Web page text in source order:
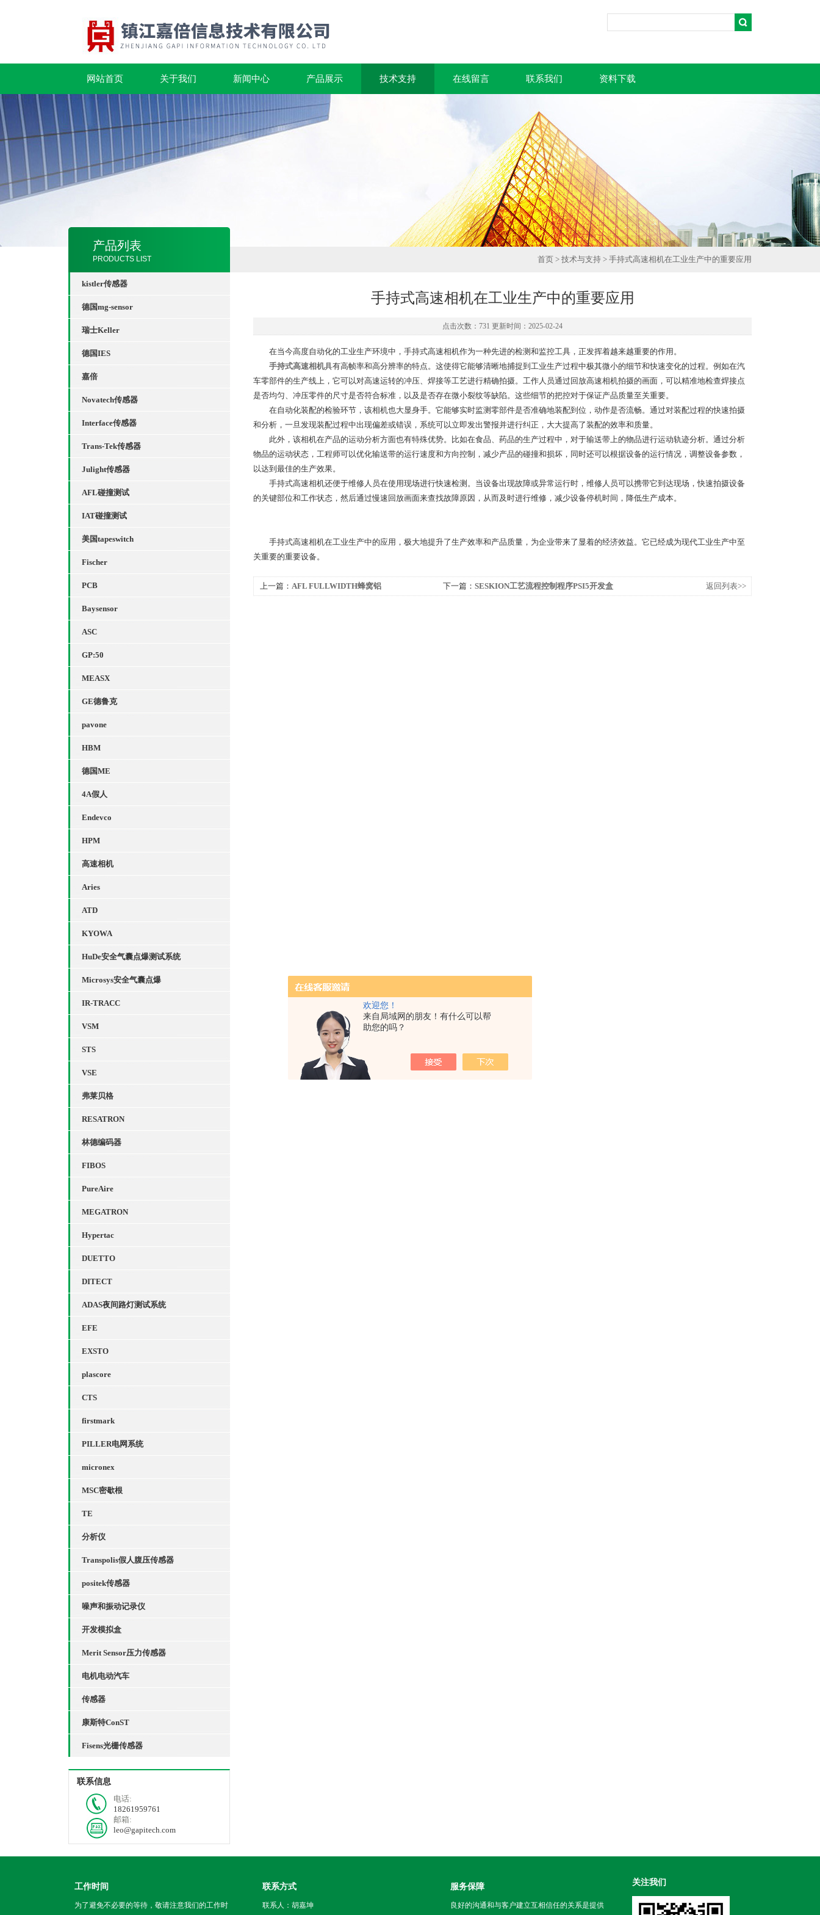
欢迎您！
来自局域网的朋友！有什么可以帮
助您的吗？
网站首页 关于我们 新闻中心 产品展示 技术支持 在线留言 联系我们 资料下载
产品列表
PRODUCTS LIST
kistler传感器
德国mg-sensor
瑞士Keller
德国IES
嘉倍
Novatech传感器
Interface传感器
Trans-Tek传感器
Julight传感器
AFL碰撞测试
IAT碰撞测试
美国tapeswitch
Fischer
PCB
Baysensor
ASC
GP:50
MEASX
GE德鲁克
pavone
HBM
德国ME
4A假人
Endevco
HPM
高速相机
Aries
ATD
KYOWA
HuDe安全气囊点爆测试系统
Microsys安全气囊点爆
IR-TRACC
VSM
STS
VSE
弗莱贝格
RESATRON
林德编码器
FIBOS
PureAire
MEGATRON
Hypertac
DUETTO
DITECT
ADAS夜间路灯测试系统
EFE
EXSTO
plascore
CTS
firstmark
PILLER电网系统
micronex
MSC密歇根
TE
分析仪
Transpolis假人腹压传感器
positek传感器
噪声和振动记录仪
开发模拟盒
Merit Sensor压力传感器
电机电动汽车
传感器
康斯特ConST
Fisens光栅传感器
联系信息
电话:
18261959761
邮箱:
leo@gapitech.com
首页 > 技术与支持 > 手持式高速相机在工业生产中的重要应用
手持式高速相机在工业生产中的重要应用
点击次数：731 更新时间：2025-02-24
在当今高度自动化的工业生产环境中，手持式高速相机作为一种先进的检测和监控工具，正发挥着越来越重要的作用。
手持式高速相机具有高帧率和高分辨率的特点。这使得它能够清晰地捕捉到工业生产过程中极其微小的细节和快速变化的过程。例如在汽
车零部件的生产线上，它可以对高速运转的冲压、焊接等工艺进行精确拍摄。工作人员通过回放高速相机拍摄的画面，可以精准地检查焊接点
是否均匀、冲压零件的尺寸是否符合标准，以及是否存在微小裂纹等缺陷。这些细节的把控对于保证产品质量至关重要。
在自动化装配的检验环节，该相机也大显身手。它能够实时监测零部件是否准确地装配到位，动作是否流畅。通过对装配过程的快速拍摄
和分析，一旦发现装配过程中出现偏差或错误，系统可以立即发出警报并进行纠正，大大提高了装配的效率和质量。
此外，该相机在产品的运动分析方面也有特殊优势。比如在食品、药品的生产过程中，对于输送带上的物品进行运动轨迹分析。通过分析
物品的运动状态，工程师可以优化输送带的运行速度和方向控制，减少产品的碰撞和损坏，同时还可以根据设备的运行情况，调整设备参数，
以达到最佳的生产效果。
手持式高速相机还便于维修人员在使用现场进行快速检测。当设备出现故障或异常运行时，维修人员可以携带它到达现场，快速拍摄设备
的关键部位和工作状态，然后通过慢速回放画面来查找故障原因，从而及时进行维修，减少设备停机时间，降低生产成本。
手持式高速相机在工业生产中的应用，极大地提升了生产效率和产品质量，为企业带来了显着的经济效益。它已经成为现代工业生产中至
关重要的重要设备。
上一篇： AFL FULLWIDTH蜂窝铝 下一篇： SESKION工艺流程控制程序PSI5开发盒 返回列表>>
工作时间
为了避免不必要的等待，敬请注意我们的工作时
联系方式
联系人：胡嘉坤
服务保障
良好的沟通和与客户建立互相信任的关系是提供
关注我们